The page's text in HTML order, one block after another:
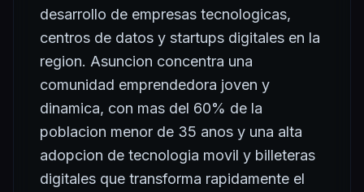
desarrollo de empresas tecnologicas,
centros de datos y startups digitales en la
region. Asuncion concentra una
comunidad emprendedora joven y
dinamica, con mas del 60% de la
poblacion menor de 35 anos y una alta
adopcion de tecnologia movil y billeteras
digitales que transforma rapidamente el